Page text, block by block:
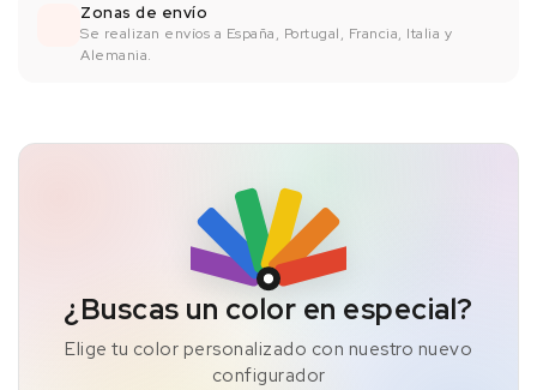
Zonas de envío
Se realizan envíos a España, Portugal, Francia, Italia y
Alemania.
¿Buscas un color en especial?
Elige tu color personalizado con nuestro nuevo
configurador